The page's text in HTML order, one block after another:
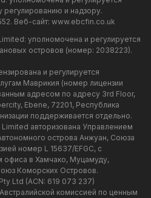
и надзору.
Веб-сайт: www.ebcfin.co.uk
уполномочена и регулируется
островов (номер: 2038223).
и регулируется
Маврикия (номер лицензии
адресом по адресу 3rd Floor,
Ebene, 72201, Республика
поддерживается отдельно.
авторизована Управлением
острова Анжуан, Союза
номер L 15637/EFGC, с
офиса в Хамчако, Муцамуду,
Коморских Островов.
Ltd (ACN: 619 073 237)
комиссией по ценным